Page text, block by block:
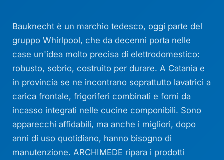
Bauknecht è un marchio tedesco, oggi parte del
gruppo Whirlpool, che da decenni porta nelle
case un'idea molto precisa di elettrodomestico:
robusto, sobrio, costruito per durare. A Catania e
in provincia se ne incontrano soprattutto lavatrici a
carica frontale, frigoriferi combinati e forni da
incasso integrati nelle cucine componibili. Sono
apparecchi affidabili, ma anche i migliori, dopo
anni di uso quotidiano, hanno bisogno di
manutenzione. ARCHIMEDE ripara i prodotti